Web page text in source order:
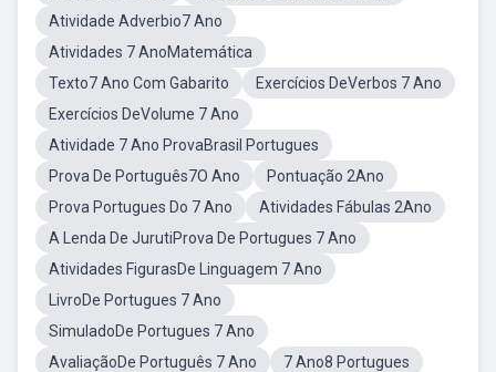
Atividade Adverbio7 Ano
Atividades 7 AnoMatemática
Texto7 Ano Com Gabarito
Exercícios DeVerbos 7 Ano
Exercícios DeVolume 7 Ano
Atividade 7 Ano ProvaBrasil Portugues
Prova De Português7O Ano
Pontuação 2Ano
Prova Portugues Do 7 Ano
Atividades Fábulas 2Ano
A Lenda De JurutiProva De Portugues 7 Ano
Atividades FigurasDe Linguagem 7 Ano
LivroDe Portugues 7 Ano
SimuladoDe Portugues 7 Ano
AvaliaçãoDe Português 7 Ano
7 Ano8 Portugues